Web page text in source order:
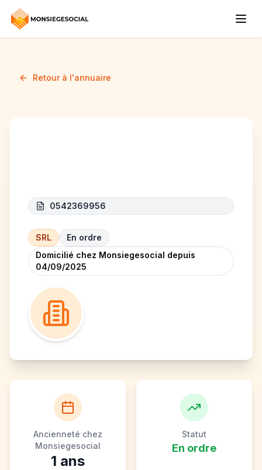
Retour à l'annuaire
0542369956
SRL
En ordre
Domicilié chez Monsiegesocial depuis
04/09/2025
Ancienneté chez
Monsiegesocial
1 ans
Statut
En ordre